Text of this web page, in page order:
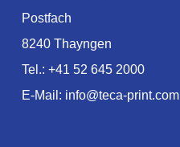
Postfach
8240 Thayngen
Tel.: +41 52 645 2000
E-Mail: info@teca-print.com